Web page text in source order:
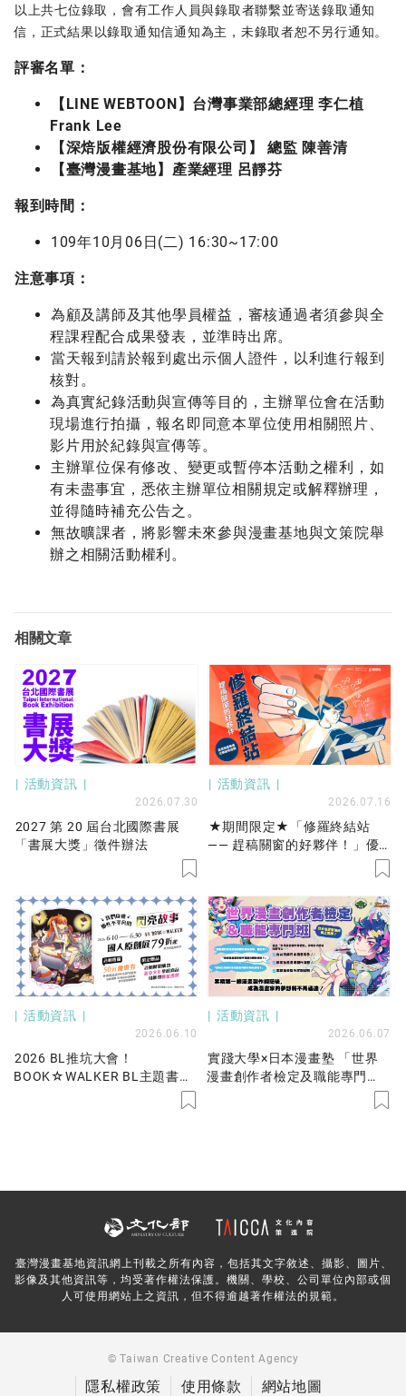
以上共七位錄取，會有工作人員與錄取者聯繫並寄送錄取通知
信，正式結果以錄取通知信通知為主，未錄取者恕不另行通知。
評審名單：
【LINE WEBTOON】台灣事業部總經理 李仁植
Frank Lee
【深焙版權經濟股份有限公司】 總監 陳善清
【臺灣漫畫基地】產業經理 呂靜芬
報到時間：
109年10月06日(二) 16:30~17:00
注意事項：
為顧及講師及其他學員權益，審核通過者須參與全
程課程配合成果發表，並準時出席。
當天報到請於報到處出示個人證件，以利進行報到
核對。
為真實紀錄活動與宣傳等目的，主辦單位會在活動
現場進行拍攝，報名即同意本單位使用相關照片、
影片用於紀錄與宣傳等。
主辦單位保有修改、變更或暫停本活動之權利，如
有未盡事宜，悉依主辦單位相關規定或解釋辦理，
並得隨時補充公告之。
無故曠課者，將影響未來參與漫畫基地與文策院舉
辦之相關活動權利。
相關文章
活動資訊
2026.07.30
2027 第 20 屆台北國際書展
「書展大獎」徵件辦法
活動資訊
2026.07.16
★期間限定★「修羅終結站
—— 趕稿關窗的好夥伴！」優
先保留工作站服務開放申請！
活動資訊
2026.06.10
2026 BL推坑大會！
BOOK☆WALKER BL主題書展
79折起！不平凡的閃亮故事就
在我們身邊，國人原創好書限
活動資訊
2026.06.07
實踐大學×日本漫畫塾 「世界
漫畫創作者檢定及職能專門
臺灣漫畫基地資訊網上刊載之所有內容，包括其文字敘述、攝影、圖片、
影像及其他資訊等，均受著作權法保護。機關、學校、公司單位內部或個
人可使用網站上之資訊，但不得逾越著作權法的規範。
© Taiwan Creative Content Agency
隱私權政策 使用條款 網站地圖